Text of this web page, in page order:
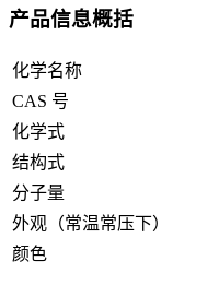
产品信息概括
化学名称
CAS 号
化学式
结构式
分子量
外观（常温常压下）
颜色